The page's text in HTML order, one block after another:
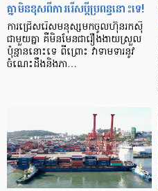
គ្នា​មិន​ខុស​ពី​ការ​រើស​ប្តី​ប្រពន្ធ​នោះ​ទេ!
ការ​ជ្រើសរើស​មនុស្ស​មក​ចូល​ហ៊ុន​រក​ស៊ី
ជាមួយ​គ្នា គឺ​មិន​មែន​ជា​រឿង​ងាយ​ស្រួល​
ប៉ុន្មាន​នោះ​ទេ ពីព្រោះ វា​ទាមទារ​នូវ​
ចំណេះដឹង​និង​ភា…